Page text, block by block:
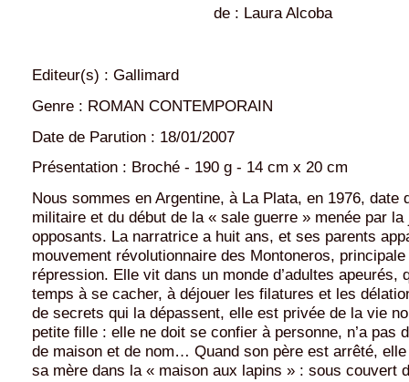
de : Laura Alcoba
Editeur(s) : Gallimard
Genre : ROMAN CONTEMPORAIN
Date de Parution : 18/01/2007
Présentation : Broché - 190 g - 14 cm x 20 cm
Nous sommes en Argentine, à La Plata, en 1976, date
militaire et du début de la « sale guerre » menée par
opposants. La narratrice a huit ans, et ses parents
mouvement révolutionnaire des Montoneros,
répression. Elle vit dans un monde d’adultes apeurés,
temps à se cacher, à déjouer les filatures et les
de secrets qui la dépassent, elle est privée de la vie
petite fille : elle ne doit se confier à personne, n’a pas
de maison et de nom… Quand son père est arrêté, elle
sa mère dans la « maison aux lapins » : sous couvert